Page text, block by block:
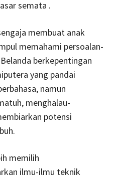
semata .
membuat anak
memahami persoalan-
berkepentingan
yang pandai
namun
menghalau-
potensi
memilih
ilmu-ilmu teknik